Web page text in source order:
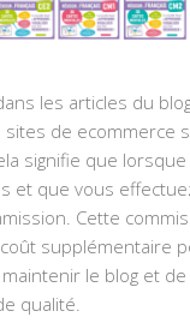
les articles du
de ecommerce
signifie que
et que vous
Cette
supplémentaire
le blog et
qualité.